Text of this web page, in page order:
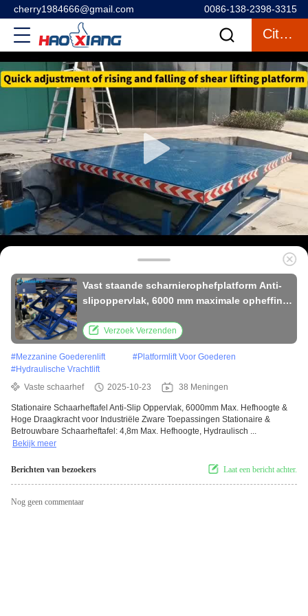
cherry1984666@gmail.com 0086-138-2398-3315
Citaat
Vast staande scharnierophefplatform Anti-
slipoppervlak, 6000 mm maximale opheffing
zware werkzaamheden
Verzoek Verzenden
#Mezzanine Goederenlift #Platformlift Voor Goederen
#Hydraulische Vrachtlift
Vaste schaarhef
2025-10-23 38 Meningen
Stationaire Schaarheftafel Anti-Slip Oppervlak, 6000mm Max. Hefhoogte &
Hoge Draagkracht voor Industriële Zware Toepassingen Stationaire &
Betrouwbare Schaarheftafel: 4,8m Max. Hefhoogte, Hydraulisch ...
Bekijk meer
Berichten van bezoekers Laat een bericht achter.
Nog geen commentaar